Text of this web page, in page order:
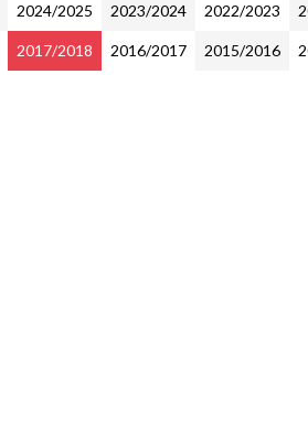
2024/2025 2023/2024 2022/2023
2017/2018 2016/2017 2015/2016